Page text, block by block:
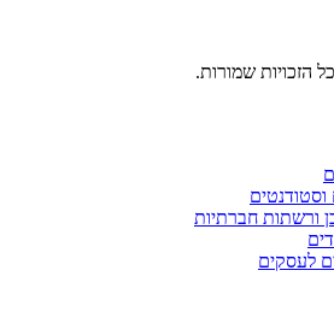
ורשתות חברתיות
לעסקים